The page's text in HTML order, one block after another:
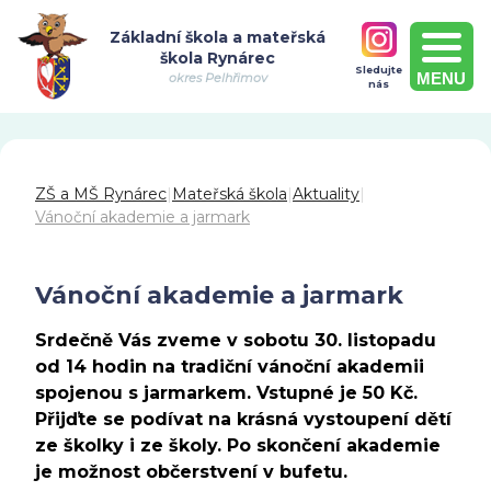
Základní škola a mateřská
škola Rynárec
okres Pelhřimov
Sledujte
nás
MENU
ZŠ a MŠ Rynárec| Mateřská škola|Aktuality|
Vánoční akademie a jarmark
Vánoční akademie a jarmark
Srdečně Vás zveme v sobotu 30. listopadu
od 14 hodin na tradiční vánoční akademii
spojenou s jarmarkem. Vstupné je 50 Kč.
Přijďte se podívat na krásná vystoupení dětí
ze školky i ze školy. Po skončení akademie
je možnost občerstvení v bufetu.